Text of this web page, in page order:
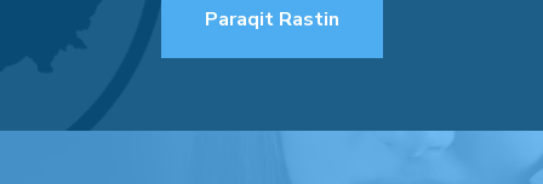
Paraqit Rastin